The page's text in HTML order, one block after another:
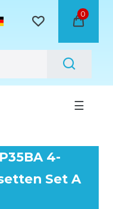
0
☰
4-
Set A